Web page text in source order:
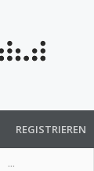
...
REGISTRIEREN